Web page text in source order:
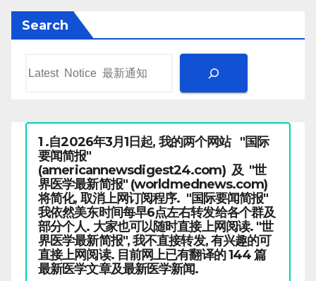
Search
1 .自2026年3月1日起, 我的两个网站 "国际
要闻简报"
(americannewsdigest24.com) 及 "世
界医学最新简报" (worldmednews.com)
将简化, 取消上网订阅程序. "国际要闻简报"
我依然美东时间每早6点左右转发给各个群及
部分个人. 大家也可以随时直接上网阅读. "世
界医学最新简报", 我不直接转发, 有兴趣的可
直接上网阅读. 目前网上已有翻译的 144 篇
最新医学文章及最新医学新闻.